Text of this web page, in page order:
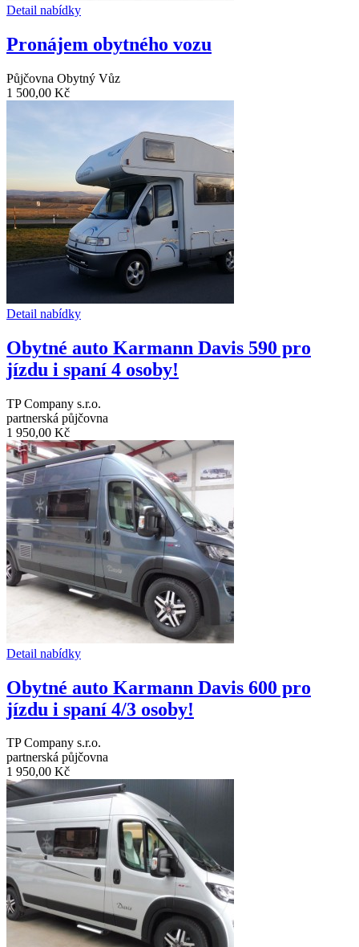
Detail nabídky
Pronájem obytného vozu
Půjčovna Obytný Vůz
1 500,00 Kč
Detail nabídky
Obytné auto Karmann Davis 590 pro
jízdu i spaní 4 osoby!
TP Company s.r.o.
partnerská půjčovna
1 950,00 Kč
Detail nabídky
Obytné auto Karmann Davis 600 pro
jízdu i spaní 4/3 osoby!
TP Company s.r.o.
partnerská půjčovna
1 950,00 Kč